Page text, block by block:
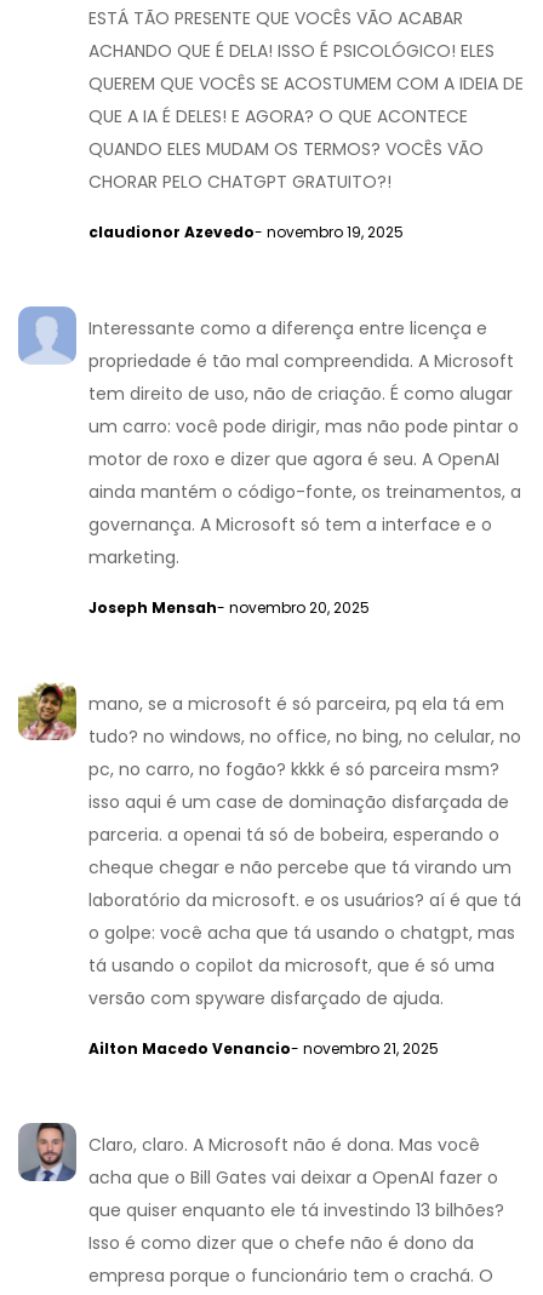
ESTÁ TÃO PRESENTE QUE VOCÊS VÃO ACABAR
ACHANDO QUE É DELA! ISSO É PSICOLÓGICO! ELES
QUEREM QUE VOCÊS SE ACOSTUMEM COM A IDEIA DE
QUE A IA É DELES! E AGORA? O QUE ACONTECE
QUANDO ELES MUDAM OS TERMOS? VOCÊS VÃO
CHORAR PELO CHATGPT GRATUITO?!
claudionor Azevedo- novembro 19, 2025
Interessante como a diferença entre licença e
propriedade é tão mal compreendida. A Microsoft
tem direito de uso, não de criação. É como alugar
um carro: você pode dirigir, mas não pode pintar o
motor de roxo e dizer que agora é seu. A OpenAI
ainda mantém o código-fonte, os treinamentos, a
governança. A Microsoft só tem a interface e o
marketing.
Joseph Mensah- novembro 20, 2025
mano, se a microsoft é só parceira, pq ela tá em
tudo? no windows, no office, no bing, no celular, no
pc, no carro, no fogão? kkkk é só parceira msm?
isso aqui é um case de dominação disfarçada de
parceria. a openai tá só de bobeira, esperando o
cheque chegar e não percebe que tá virando um
laboratório da microsoft. e os usuários? aí é que tá
o golpe: você acha que tá usando o chatgpt, mas
tá usando o copilot da microsoft, que é só uma
versão com spyware disfarçado de ajuda.
Ailton Macedo Venancio- novembro 21, 2025
Claro, claro. A Microsoft não é dona. Mas você
acha que o Bill Gates vai deixar a OpenAI fazer o
que quiser enquanto ele tá investindo 13 bilhões?
Isso é como dizer que o chefe não é dono da
empresa porque o funcionário tem o crachá. O